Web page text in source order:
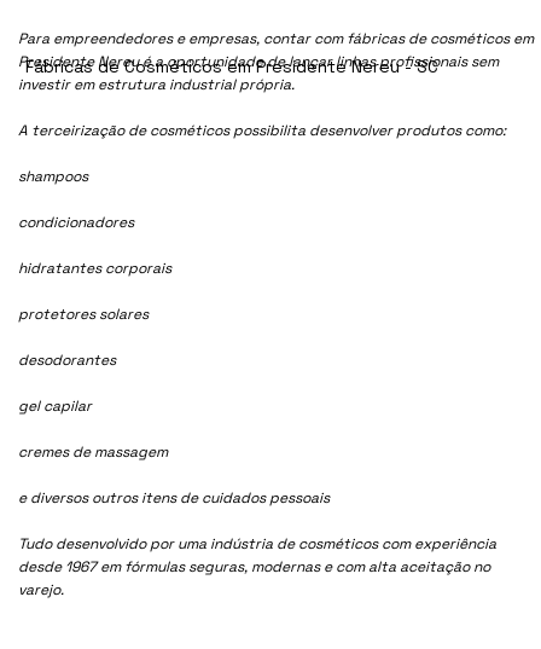
Para empreendedores e empresas, contar com fábricas de cosméticos em
Presidente Nereu é a oportunidade de lançar linhas profissionais sem
investir em estrutura industrial própria.
A terceirização de cosméticos possibilita desenvolver produtos como:
shampoos
condicionadores
hidratantes corporais
protetores solares
desodorantes
gel capilar
cremes de massagem
e diversos outros itens de cuidados pessoais
Tudo desenvolvido por uma indústria de cosméticos com experiência
desde 1967 em fórmulas seguras, modernas e com alta aceitação no
varejo.
Fábricas de Cosméticos em Presidente Nereu - SC